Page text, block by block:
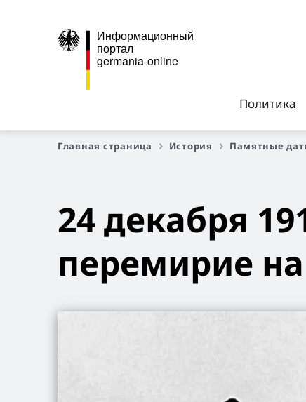
Информационный
портал
germania-online
Политика
Главная страница История Памятные
24 декабря
перемирие